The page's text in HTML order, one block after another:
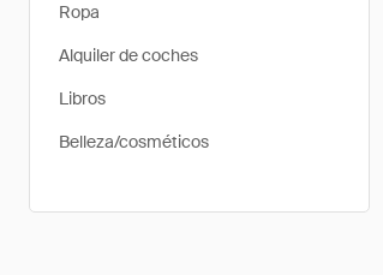
Ropa
Alquiler de coches
Libros
Belleza/cosméticos